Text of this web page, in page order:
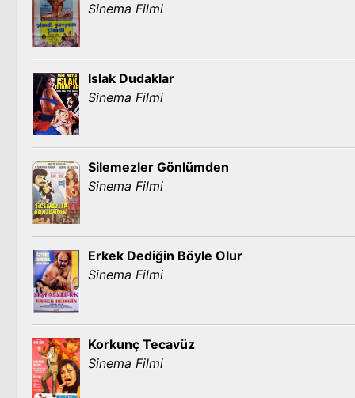
Sinema Filmi
Islak Dudaklar
Sinema Filmi
Silemezler Gönlümden
Sinema Filmi
Erkek Dediğin Böyle Olur
Sinema Filmi
Korkunç Tecavüz
Sinema Filmi